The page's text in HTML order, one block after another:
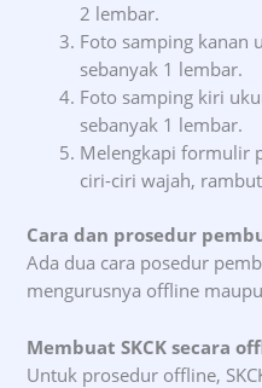
2 lembar.
Foto samping kanan
sebanyak 1 lembar.
Foto samping kiri
sebanyak 1 lembar.
Melengkapi formulir
ciri-ciri wajah,
Cara dan prosedur
Ada dua cara posedur
mengurusnya offline
Membuat SKCK secara
Untuk prosedur offline,